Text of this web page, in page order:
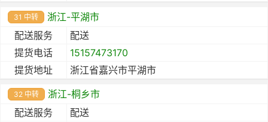
31 中转
浙江-平湖市
配送服务
配送
提货电话
15157473170
提货地址
浙江省嘉兴市平湖市
32 中转
浙江-桐乡市
配送服务
配送